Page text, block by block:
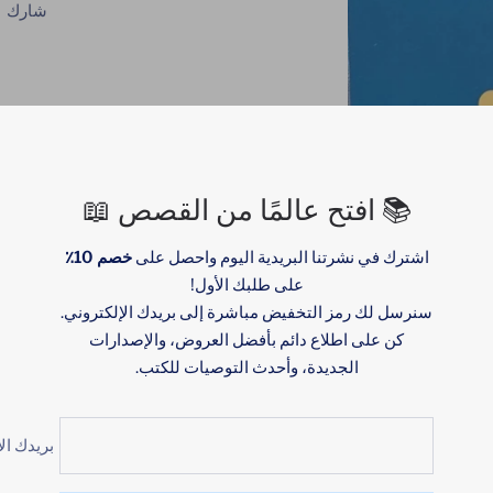
📚 افتح عالمًا من القصص 📖
اشترك في نشرتنا البريدية اليوم واحصل علىخصم 10٪
على طلبك الأول!
سنرسل لك رمز التخفيض مباشرة إلى بريدك الإلكتروني.
كن على اطلاع دائم بأفضل العروض، والإصدارات
الجديدة، وأحدث التوصيات للكتب.
بريدك
شارك